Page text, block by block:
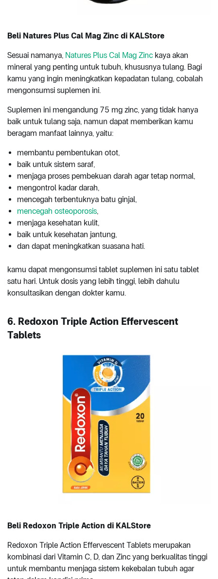
Beli Natures Plus Cal Mag Zinc di KALStore
Sesuai namanya, Natures Plus Cal Mag Zinc kaya akan
mineral yang penting untuk tubuh, khususnya tulang. Bagi
kamu yang ingin meningkatkan kepadatan tulang, cobalah
mengonsumsi suplemen ini.
Suplemen ini mengandung 75 mg zinc, yang tidak hanya
baik untuk tulang saja, namun dapat memberikan kamu
beragam manfaat lainnya, yaitu:
membantu pembentukan otot,
baik untuk sistem saraf,
menjaga proses pembekuan darah agar tetap normal,
mengontrol kadar darah,
mencegah terbentuknya batu ginjal,
mencegah osteoporosis,
menjaga kesehatan kulit,
baik untuk kesehatan jantung,
dan dapat meningkatkan suasana hati.
kamu dapat mengonsumsi tablet suplemen ini satu tablet
satu hari. Untuk dosis yang lebih tinggi, lebih dahulu
konsultasikan dengan dokter kamu.
6. Redoxon Triple Action Effervescent
Tablets
Beli Redoxon Triple Action di KALStore
Redoxon Triple Action Effervescent Tablets merupakan
kombinasi dari Vitamin C, D, dan Zinc yang berkualitas tinggi
untuk membantu menjaga sistem kekebalan tubuh agar